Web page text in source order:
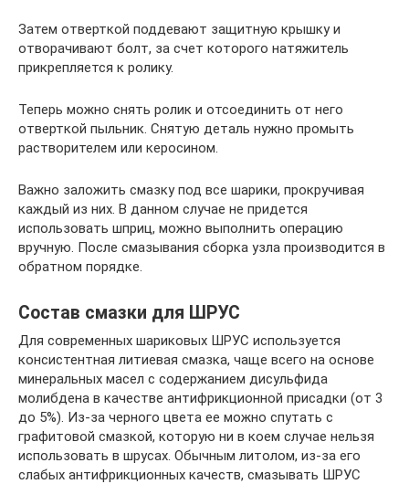
Затем отверткой поддевают защитную крышку и
отворачивают болт, за счет которого натяжитель
прикрепляется к ролику.
Теперь можно снять ролик и отсоединить от него
отверткой пыльник. Снятую деталь нужно промыть
растворителем или керосином.
Важно заложить смазку под все шарики, прокручивая
каждый из них. В данном случае не придется
использовать шприц, можно выполнить операцию
вручную. После смазывания сборка узла производится в
обратном порядке.
Состав смазки для ШРУС
Для современных шариковых ШРУС используется
консистентная литиевая смазка, чаще всего на основе
минеральных масел с содержанием дисульфида
молибдена в качестве антифрикционной присадки (от 3
до 5%). Из-за черного цвета ее можно спутать с
графитовой смазкой, которую ни в коем случае нельзя
использовать в шрусах. Обычным литолом, из-за его
слабых антифрикционных качеств, смазывать ШРУС